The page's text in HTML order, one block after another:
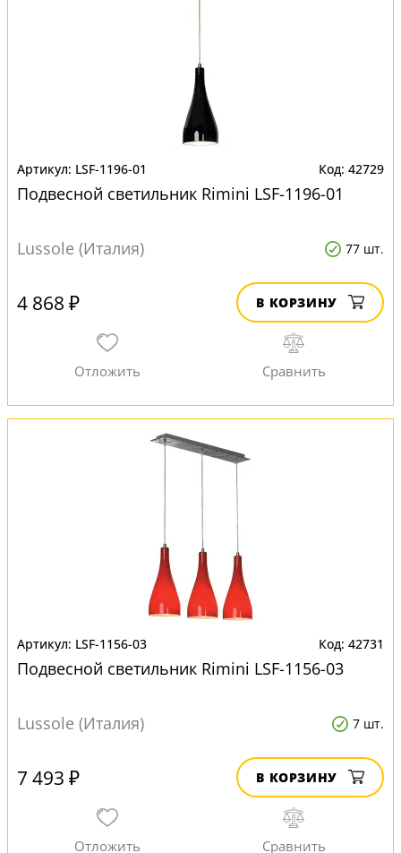
LSF-1196-01 42729
Подвесной светильник Rimini LSF-1196-01
Lussole (Италия) 77 шт.
4 868 ₽ В КОРЗИНУ
LSF-1156-03 42731
Подвесной светильник Rimini LSF-1156-03
Lussole (Италия) 7 шт.
7 493 ₽ В КОРЗИНУ